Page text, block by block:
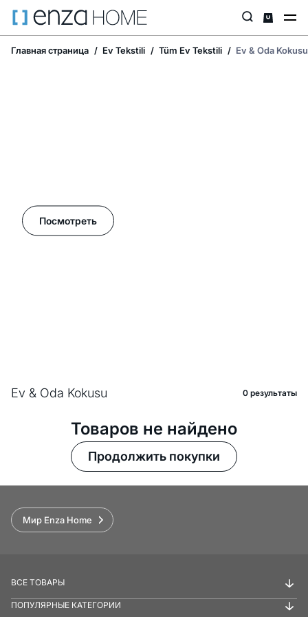
Главная страница Ev Tekstili Tüm Ev Tekstili Ev & Oda Kokusu
Посмотреть
Ev & Oda Kokusu 0 pезультаты
Товаров не найдено
Продолжить покупки
Мир Enza Home
ВСЕ ТОВАРЫ
ПОПУЛЯРНЫЕ КАТЕГОРИИ